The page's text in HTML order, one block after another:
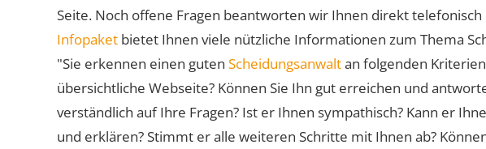
Seite. Noch offene Fragen beantworten wir Ihnen direkt
Infopaket bietet Ihnen viele nützliche Informationen zum Thema
"Sie erkennen einen guten Scheidungsanwaltan folgenden
übersichtliche Webseite? Können Sie Ihn gut erreichen und
verständlich auf Ihre Fragen? Ist er Ihnen sympathisch? Kann er
und erklären? Stimmt er alle weiteren Schritte mit Ihnen ab?